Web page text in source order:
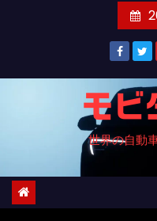
ン
プ
モビ
世界の自動